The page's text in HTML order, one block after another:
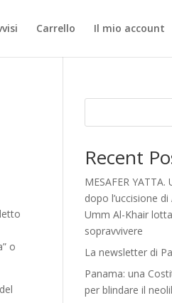
Carrello Il mio account
o
Recent
MESAFER YATTA.
dopo l’uccisione di
Umm Al-Khair
sopravvivere
La newsletter di
Panama: una
per blindare il